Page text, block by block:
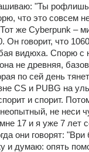
"Ты
что это совсем
же Cyberpunk –
Он говорит, что
видюха. Спорю с
не древняя,
по сей день
CS и PUBG на
и спорит.
не неси
17 и я уже 7 лет
они говорят:
и думаю: опять